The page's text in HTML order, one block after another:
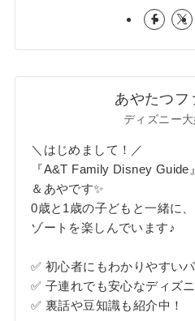
あやたつフ
ディズニー
＼はじめまして！／
『A&T Family Disney
＆あやです✨
0歳と1歳の子どもと一緒に
ゾートを楽しんでいます♪
✅ 初心者にもわかりやすい
✅ 子連れでも安心なディズ
✅ 裏話や豆知識も紹介中！